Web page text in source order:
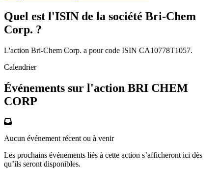
Quel est l'ISIN de la société Bri-Chem
Corp. ?
L'action Bri-Chem Corp. a pour code ISIN CA10778T1057.
Calendrier
Événements sur l'action BRI CHEM
CORP
Aucun événement récent ou à venir
Les prochains événements liés à cette action s’afficheront ici dès
qu’ils seront disponibles.